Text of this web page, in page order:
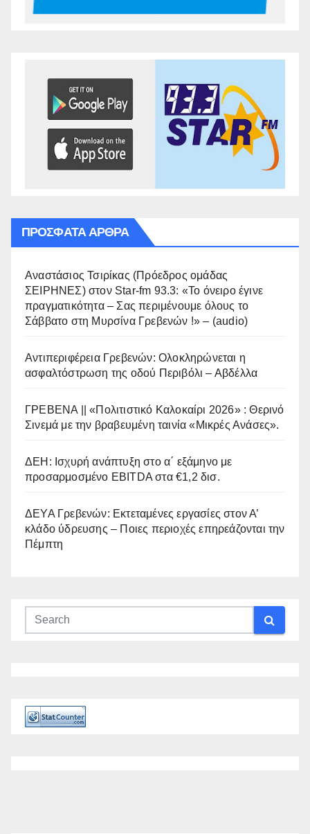
ΠΡΌΣΦΑΤΑ ΆΡΘΡΑ
Αναστάσιος Τσιρίκας (Πρόεδρος ομάδας
ΣΕΙΡΗΝΕΣ) στον Star-fm 93.3: «Το όνειρο έγινε
πραγματικότητα – Σας περιμένουμε όλους το
Σάββατο στη Μυρσίνα Γρεβενών !» – (audio)
Αντιπεριφέρεια Γρεβενών: Ολοκληρώνεται η
ασφαλτόστρωση της οδού Περιβόλι – Αβδέλλα
ΓΡΕΒΕΝΑ || «Πολιτιστικό Καλοκαίρι 2026» : Θερινό
Σινεμά με την βραβευμένη ταινία «Μικρές Ανάσες».
ΔΕΗ: Ισχυρή ανάπτυξη στο α΄ εξάμηνο με
προσαρμοσμένο EBITDA στα €1,2 δισ.
ΔΕΥΑ Γρεβενών: Εκτεταμένες εργασίες στον Α’
κλάδο ύδρευσης – Ποιες περιοχές επηρεάζονται την
Πέμπτη